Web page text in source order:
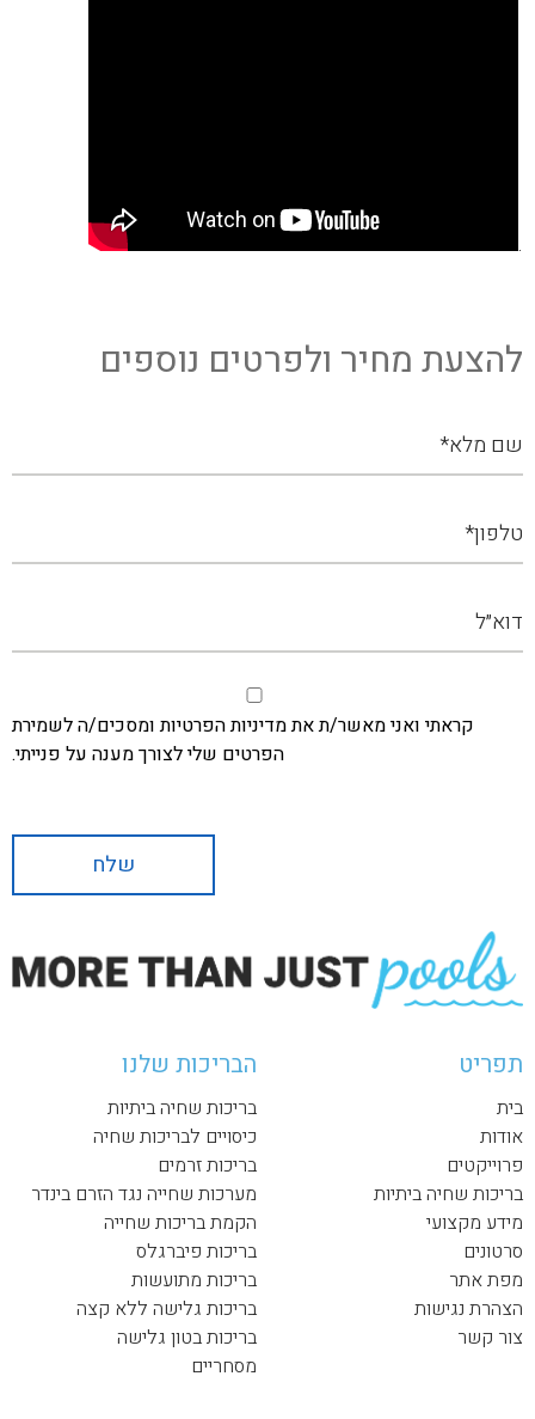
.
להצעת מחיר ולפרטים נוספים
קראתי ואני מאשר/ת את מדיניות הפרטיות ומסכים/ה לשמירת
הפרטים שלי לצורך מענה על פנייתי.
תפריט
בית
אודות
פרוייקטים
בריכות שחיה ביתיות
מידע מקצועי
סרטונים
מפת אתר
הצהרת נגישות
צור קשר
הבריכות שלנו
בריכות שחיה ביתיות
כיסויים לבריכות שחיה
בריכות זרמים
מערכות שחייה נגד הזרם בינדר
הקמת בריכות שחייה
בריכות פיברגלס
בריכות מתועשות
בריכות גלישה ללא קצה
בריכות בטון גלישה
מסחריים